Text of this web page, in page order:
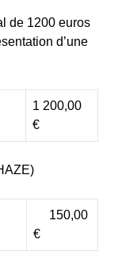
de 1200 euros
d’une
1 200,00
€
150,00
€